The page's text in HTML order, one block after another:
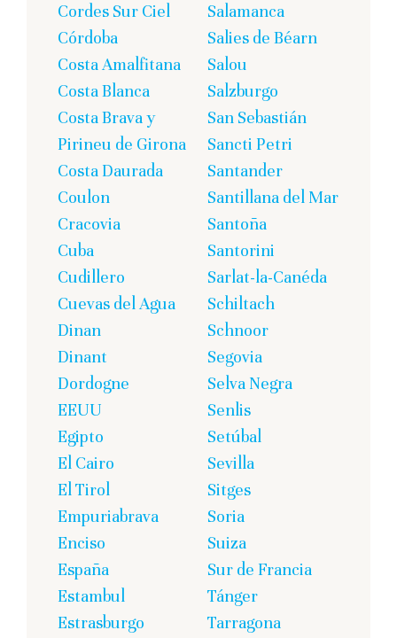
Cordes Sur Ciel
Córdoba
Costa Amalfitana
Costa Blanca
Costa Brava y
Pirineu de Girona
Costa Daurada
Coulon
Cracovia
Cuba
Cudillero
Cuevas del Agua
Dinan
Dinant
Dordogne
EEUU
Egipto
El Cairo
El Tirol
Empuriabrava
Enciso
España
Estambul
Estrasburgo
Salamanca
Salies de Béarn
Salou
Salzburgo
San Sebastián
Sancti Petri
Santander
Santillana del Mar
Santoña
Santorini
Sarlat-la-Canéda
Schiltach
Schnoor
Segovia
Selva Negra
Senlis
Setúbal
Sevilla
Sitges
Soria
Suiza
Sur de Francia
Tánger
Tarragona